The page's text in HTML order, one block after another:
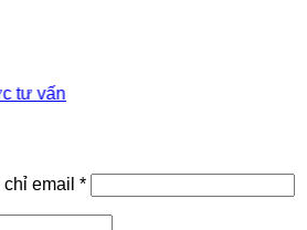
email *Bắt
buộc